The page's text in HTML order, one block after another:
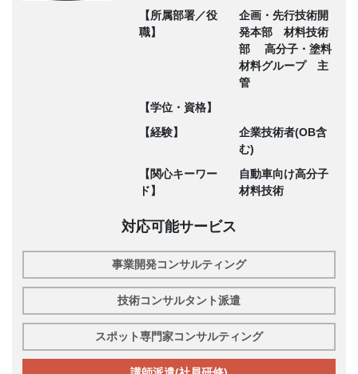
【所属部署／役
職】
企画・先行技術開
発本部 材料技術
部 高分子・塗料
材料グループ 主
管
【学位・資格】
【経験】
企業技術者(OB含
む)
【関心キーワー
ド】
自動車向け高分子
材料技術
対応可能サービス
事業開発コンサルティング
技術コンサルタント派遣
スポット専門家コンサルティング